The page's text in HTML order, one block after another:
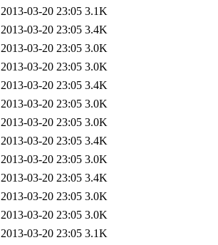
2013-03-20 23:05 3.1K
2013-03-20 23:05 3.4K
2013-03-20 23:05 3.0K
2013-03-20 23:05 3.0K
2013-03-20 23:05 3.4K
2013-03-20 23:05 3.0K
2013-03-20 23:05 3.0K
2013-03-20 23:05 3.4K
2013-03-20 23:05 3.0K
2013-03-20 23:05 3.4K
2013-03-20 23:05 3.0K
2013-03-20 23:05 3.0K
2013-03-20 23:05 3.1K